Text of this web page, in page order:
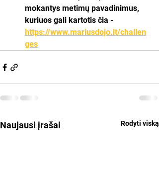
mokantys metimų pavadinimus,
kuriuos gali kartotis čia -
https://www.mariusdojo.lt/challen
ges
Naujausi įrašai Rodyti viską